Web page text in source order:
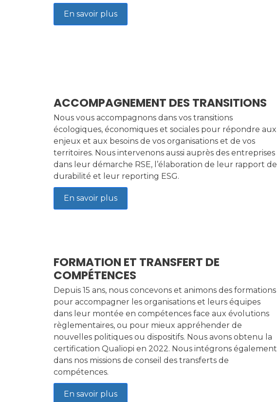
En savoir plus
ACCOMPAGNEMENT DES TRANSITIONS
Nous vous accompagnons dans vos transitions
écologiques, économiques et sociales pour répondre aux
enjeux et aux besoins de vos organisations et de vos
territoires. Nous intervenons aussi auprès des entreprises
dans leur démarche RSE, l’élaboration de leur rapport de
durabilité et leur reporting ESG.
En savoir plus
FORMATION ET TRANSFERT DE
COMPÉTENCES
Depuis 15 ans, nous concevons et animons des formations
pour accompagner les organisations et leurs équipes
dans leur montée en compétences face aux évolutions
règlementaires, ou pour mieux appréhender de
nouvelles politiques ou dispositifs. Nous avons obtenu la
certification Qualiopi en 2022. Nous intégrons également
dans nos missions de conseil des transferts de
compétences.
En savoir plus